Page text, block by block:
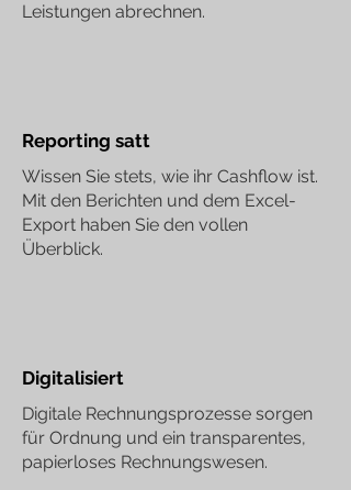
Leistungen abrechnen.
Reporting satt
Wissen Sie stets, wie ihr Cashflow ist.
Mit den Berichten und dem Excel-
Export haben Sie den vollen
Überblick.
Digitalisiert
Digitale Rechnungsprozesse sorgen
für Ordnung und ein transparentes,
papierloses Rechnungswesen.